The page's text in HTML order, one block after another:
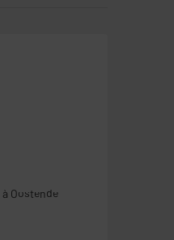
à Oostende